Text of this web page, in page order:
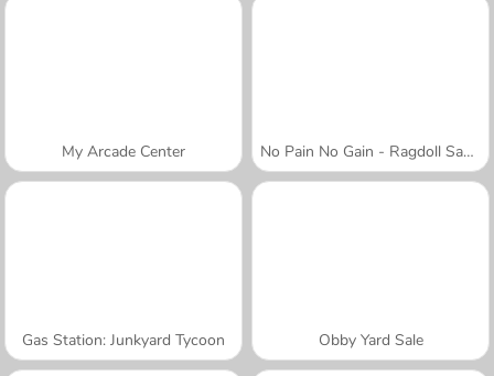
My Arcade Center No Pain No Gain - Ragdoll Sandbox
Gas Station: Junkyard Tycoon Obby Yard Sale